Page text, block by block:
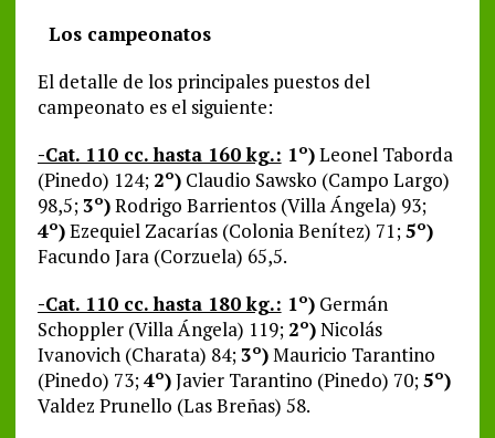
Los campeonatos
El detalle de los principales puestos del
campeonato es el siguiente:
-Cat. 110 cc. hasta 160 kg.: 1º)Leonel Taborda
(Pinedo) 124; 2º)Claudio Sawsko (Campo Largo)
98,5;3º)Rodrigo Barrientos (Villa Ángela) 93;
4º)Ezequiel Zacarías (Colonia Benítez) 71;5º)
Facundo Jara (Corzuela) 65,5.
-Cat. 110 cc. hasta 180 kg.: 1º)Germán
Schoppler (Villa Ángela) 119; 2º)Nicolás
Ivanovich (Charata) 84;3º)Mauricio Tarantino
(Pinedo) 73;4º)Javier Tarantino (Pinedo) 70;5º)
Valdez Prunello (Las Breñas) 58.